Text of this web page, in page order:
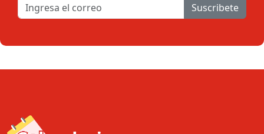
Suscribete